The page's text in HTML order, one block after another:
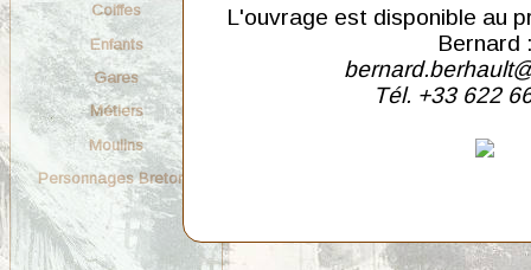
Coiffes
Enfants
Gares
Métiers
Moulins
Personnages Bretons
L'ouvrage est disponible au
Bernard
Tél. +33 622